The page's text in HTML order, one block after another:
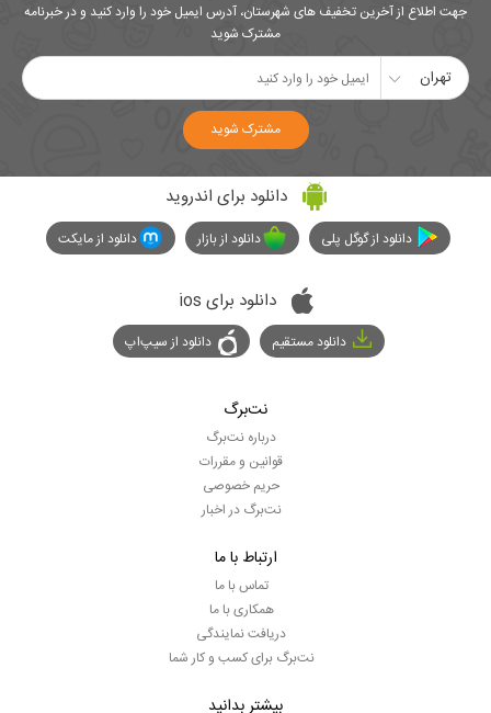
جهت اطلاع از آخرین تخفیف های شهرستان، آدرس ایمیل خود را وارد کنید و در خبرنامه
مشترک شوید
تهران
مشترک شوید
دانلود برای اندروید
دانلود از گوگل پلی دانلود از بازار دانلود از مایکت
دانلود برای ios
دانلود مستقیم دانلود از سیپ‌اپ
نت‌برگ
درباره نت‌برگ
قوانین و مقررات
حریم خصوصی
نت‌برگ در اخبار
ارتباط با ما
تماس با ما
همکاری با ما
دریافت نمایندگی
نت‌برگ برای کسب و کار شما
بیشتر بدانید